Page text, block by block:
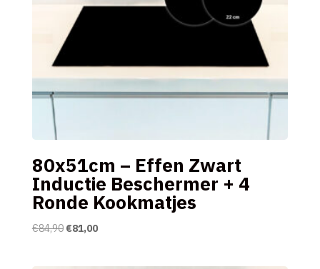
80x51cm – Effen Zwart
Inductie Beschermer + 4
Ronde Kookmatjes
€84,90 Oorspronkelijke
€81,00Huidige